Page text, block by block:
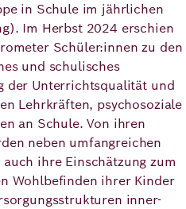
Jahresbericht
Kontakt
Initiativen
und
Einrichtungen
Demokratie
Frieden
Klimawandel
Migration
Ukraine
in Schule im jährlichen
Im Herbst 2024 erschien
Schüler:innen zu den
und schulisches
der Unterrichtsqualität und
Lehrkräften, psychosoziale
an Schule. Von ihren
neben umfangreichen
ihre Einschätzung zum
Wohlbefinden ihrer Kinder
inner-